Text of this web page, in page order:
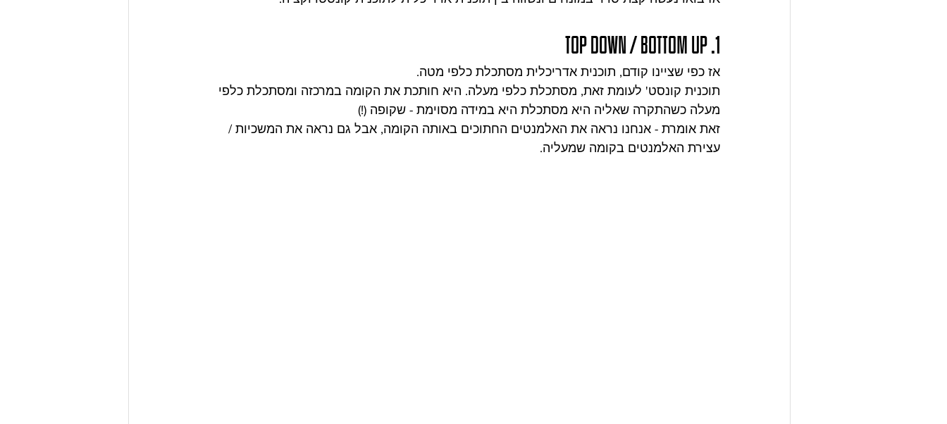
top down / bottom up .1
אז כפי שציינו קודם, תוכנית אדריכלית מסתכלת כלפי מטה.
תוכנית קונסט' לעומת זאת, מסתכלת כלפי מעלה. היא חותכת את הקומה במרכזה ומסתכלת כלפי
מעלה כשהתקרה שאליה היא מסתכלת היא במידה מסוימת - שקופה (!)
זאת אומרת - אנחנו נראה את האלמנטים החתוכים באותה הקומה, אבל גם נראה את המשכיות /
עצירת האלמנטים בקומה שמעליה.